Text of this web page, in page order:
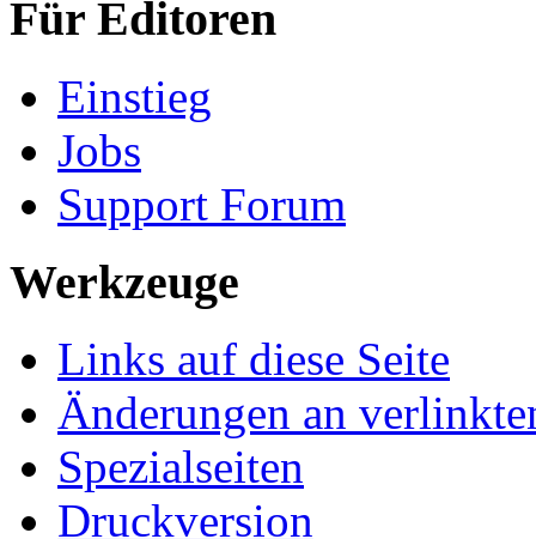
Für Editoren
Einstieg
Jobs
Support Forum
Werkzeuge
Links auf diese Seite
Änderungen an
Spezialseiten
Druckversion